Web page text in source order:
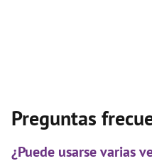
Preguntas
¿Puede usarse varias